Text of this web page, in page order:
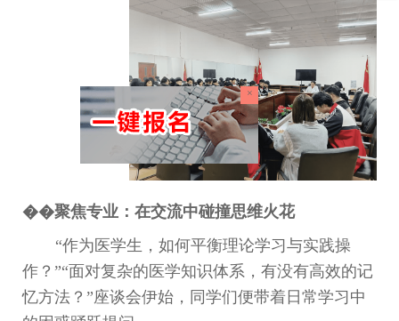
��聚焦专业：在交流中碰撞思维火花
“作为医学生，如何平衡理论学习与实践操
作？ ”“面对复杂的医学知识体系，有没有高效的记
忆方法？ ”座谈会伊始，同学们便带着日常学习中
×